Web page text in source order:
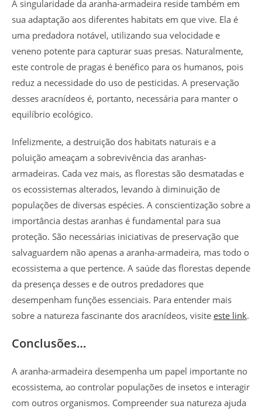
A singularidade da aranha-armadeira reside também em
sua adaptação aos diferentes habitats em que vive. Ela é
uma predadora notável, utilizando sua velocidade e
veneno potente para capturar suas presas. Naturalmente,
este controle de pragas é benéfico para os humanos, pois
reduz a necessidade do uso de pesticidas. A preservação
desses aracnídeos é, portanto, necessária para manter o
equilíbrio ecológico.
Infelizmente, a destruição dos habitats naturais e a
poluição ameaçam a sobrevivência das aranhas-
armadeiras. Cada vez mais, as florestas são desmatadas e
os ecossistemas alterados, levando à diminuição de
populações de diversas espécies. A conscientização sobre a
importância destas aranhas é fundamental para sua
proteção. São necessárias iniciativas de preservação que
salvaguardem não apenas a aranha-armadeira, mas todo o
ecossistema a que pertence. A saúde das florestas depende
da presença desses e de outros predadores que
desempenham funções essenciais. Para entender mais
sobre a natureza fascinante dos aracnídeos, visite este link.
Conclusões…
A aranha-armadeira desempenha um papel importante no
ecossistema, ao controlar populações de insetos e interagir
com outros organismos. Compreender sua natureza ajuda